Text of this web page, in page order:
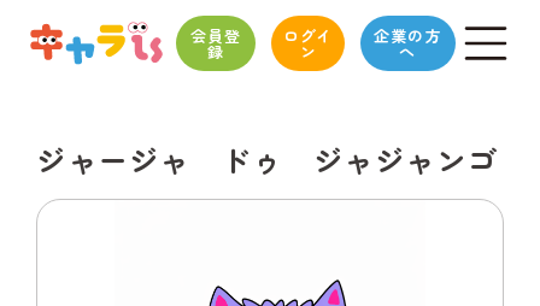
会員登
録
ログイ
ン
企業の方
へ
ジャージャ ドゥ ジャジャンゴ